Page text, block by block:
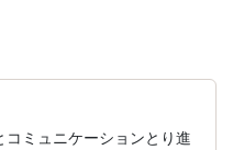
ミュニケーションとり進